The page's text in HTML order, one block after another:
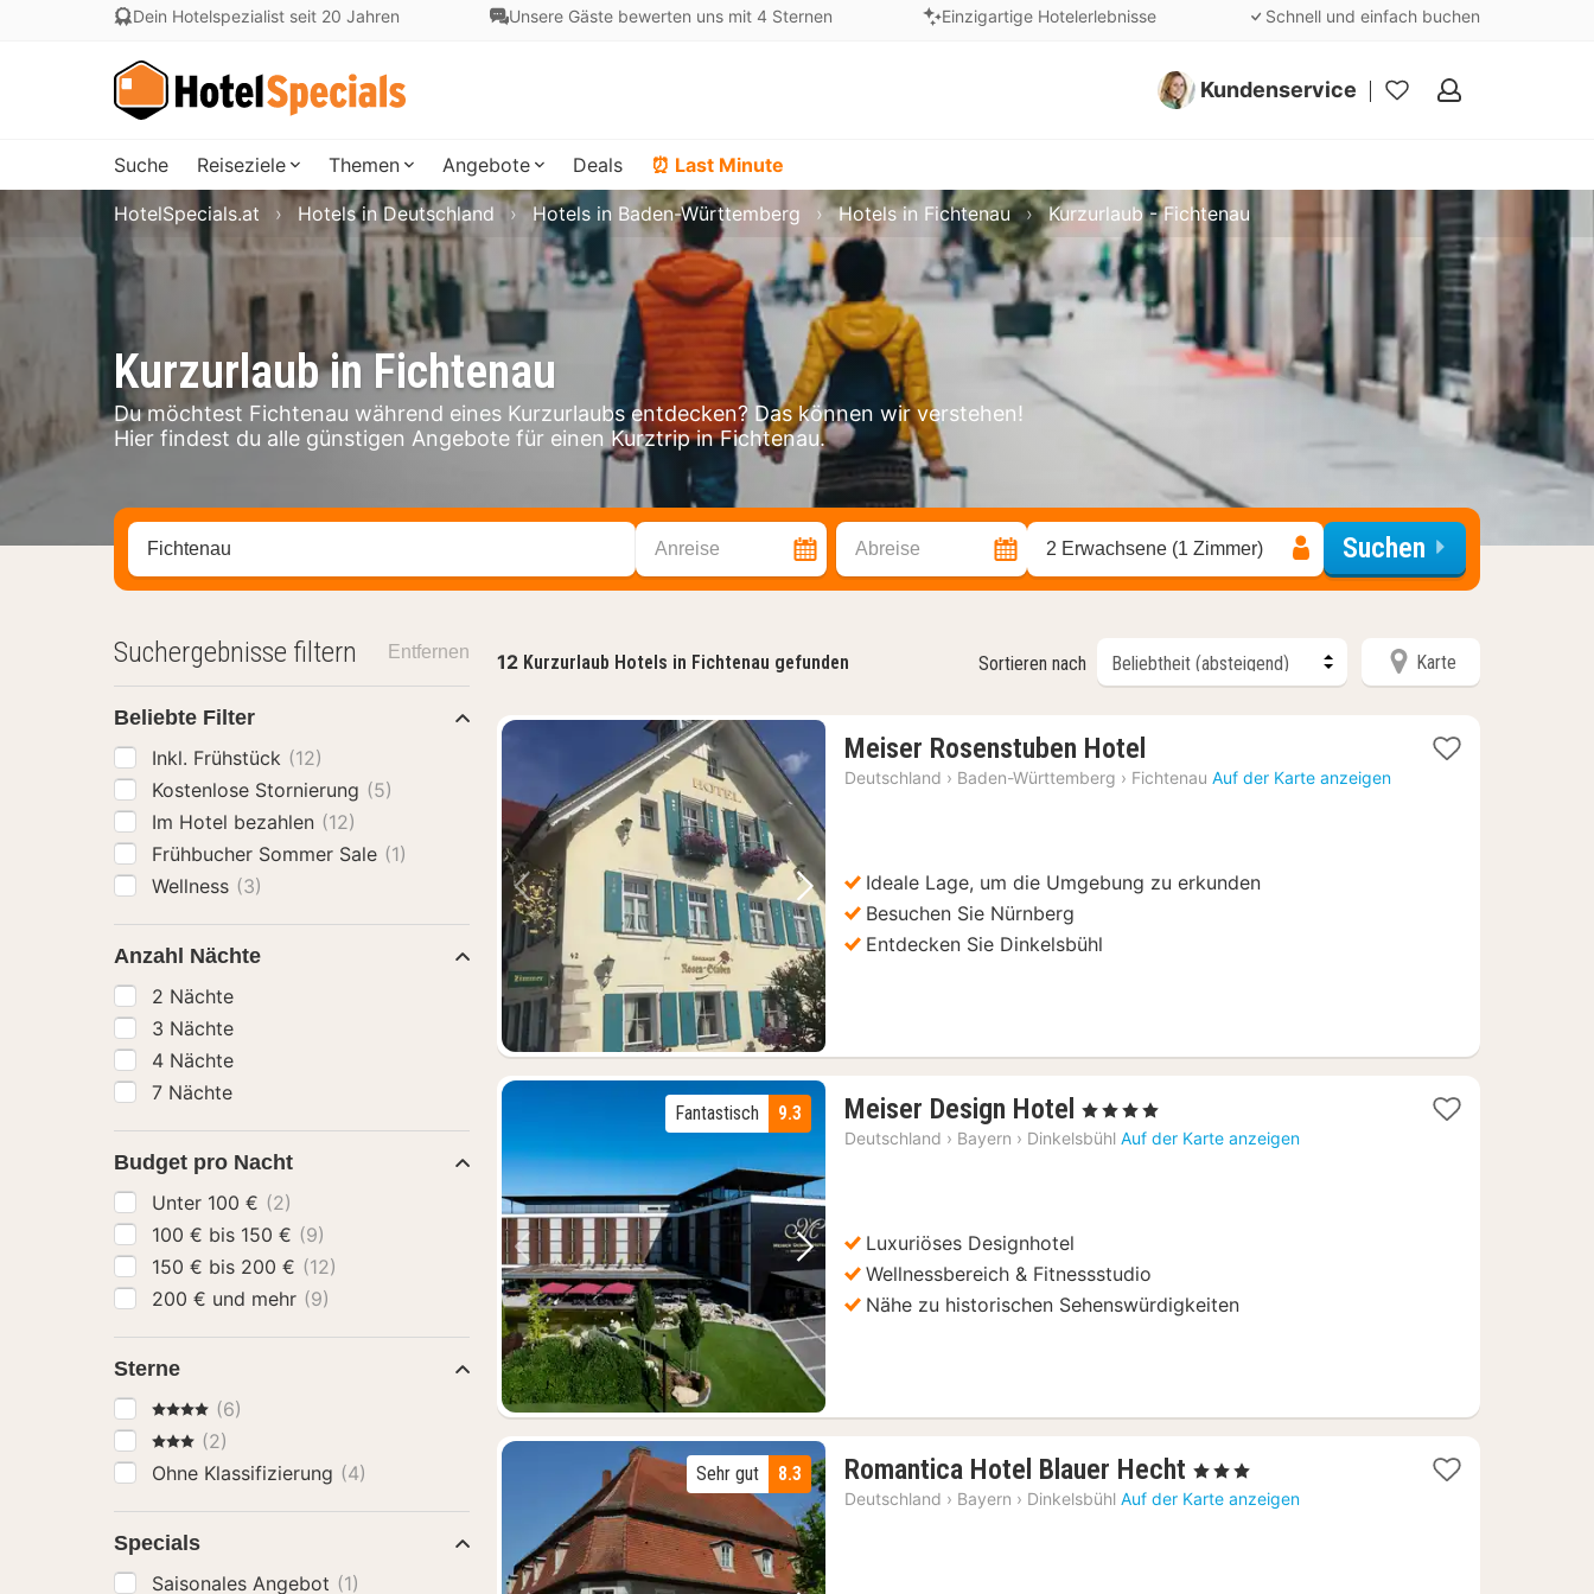
Dein Hotelspezialist seit 20 Jahren Unsere Gäste bewerten uns mit 4 Sternen Einzigartige Hotelerlebnisse Schnell und einfach buchen
Kundenservice
Meine
Suche Reiseziele Themen Angebote Deals ⏰ Last Minute
Kurzurlaub in Fichtenau
Du möchtest Fichtenau während eines Kurzurlaubs entdecken? Das können wir verstehen!
Hier findest du alle günstigen Angebote für einen Kurztrip in Fichtenau.
HotelSpecials.at Hotels in Deutschland Hotels in Baden-Württemberg Hotels in Fichtenau Kurzurlaub - Fichtenau
Stadt, Region oder Hotel suchen Anreise Abreise 2 Erwachsene (1 Zimmer) Suchen
12 Kurzurlaub Hotels in Fichtenau gefunden Sortieren nach Karte
Vorheriges Bild Nächstes Bild
Meiser Rosenstuben Hotel
Nacht
Deutschland › Baden-Württemberg › Fichtenau Auf der Karte anzeigen
Ideale Lage, um die Umgebung zu erkunden
Besuchen Sie Nürnberg
Entdecken Sie Dinkelsbühl
Vorheriges Bild Nächstes Bild
9.3
Fantastisch Meiser Design Hotel 1
Nacht
, 4 Sterne
Deutschland › Bayern › Dinkelsbühl Auf der Karte anzeigen
Luxuriöses Designhotel
Wellnessbereich & Fitnessstudio
Nähe zu historischen Sehenswürdigkeiten
8.3
Sehr gut Romantica Hotel Blauer Hecht 1
Nacht
, 3 Sterne
Deutschland › Bayern › Dinkelsbühl Auf der Karte anzeigen
Suchergebnisse filtern Entfernen
Beliebte Filter
Inkl. Frühstück (12)
Kostenlose Stornierung (5)
Im Hotel bezahlen (12)
Frühbucher Sommer Sale (1)
Wellness (3)
Anzahl Nächte
2 Nächte
3 Nächte
4 Nächte
7 Nächte
Budget pro Nacht
Unter 100 € (2)
100 € bis 150 € (9)
150 € bis 200 € (12)
200 € und mehr (9)
Sterne
4 Sterne(6)
3 Sterne
(2)
Ohne Klassifizierung (4)
Specials
Saisonales Angebot (1)